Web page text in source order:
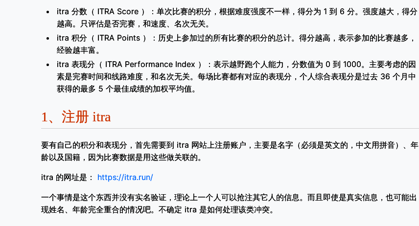
itra 分数（ ITRA Score ）：单次比赛的积分，根据难度强度不一样，得分为 1 到 6 分。强度越大，得分
越高。只评估是否完赛，和速度、名次无关。
itra 积分（ ITRA Points ）：历史上参加过的所有比赛的积分的总计。得分越高，表示参加的比赛越多，
经验越丰富。
itra 表现分（ ITRA Performance Index ）：表示越野跑个人能力，分数值为 0 到 1000。主要考虑的因
素是完赛时间和线路难度，和名次无关。每场比赛都有对应的表现分，个人综合表现分是过去 36 个月中
获得的最多 5 个最佳成绩的加权平均值。
1、 注册 itra
要有自己的积分和表现分，首先需要到 itra 网站上注册账户，主要是名字（必须是英文的，中文用拼音）、年
龄以及国籍，因为比赛数据是用这些做关联的。
itra 的网址是： https://itra.run/
一个事情是这个东西并没有实名验证，理论上一个人可以抢注其它人的信息。而且即使是真实信息，也可能出
现姓名、年龄完全重合的情况吧。不确定 itra 是如何处理该类冲突。